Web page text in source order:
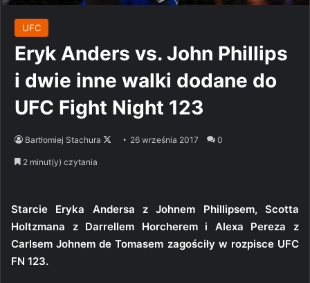
UFC
Eryk Anders vs. John Phillips
i dwie inne walki dodane do
UFC Fight Night 123
Bartłomiej Stachura
Follow26 września 2017 0
2 minut(y) czytania
Starcie Eryka Andersa z Johnem Phillipsem, Scotta
Holtzmana z Darrellem Horcherem i Alexa Pereza z
Carlsem Johnem de Tomasem zagościły w rozpisce UFC
FN 123.